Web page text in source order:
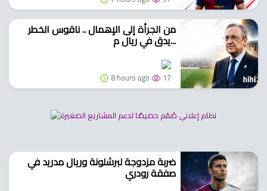
من الجرأة إلى الإهمال .. ناقوس الخطر
يدق في ريال م...
8 hours ago 17
ضربة مزدوجة لبرشلونة وريال مدريد في
صفقة رودري